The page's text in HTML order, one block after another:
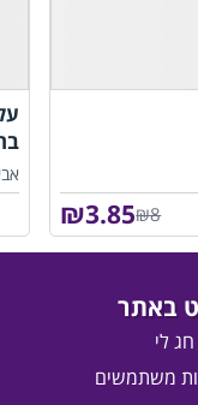
₪8
3.85
₪
באתר
חג לי
משתמשים